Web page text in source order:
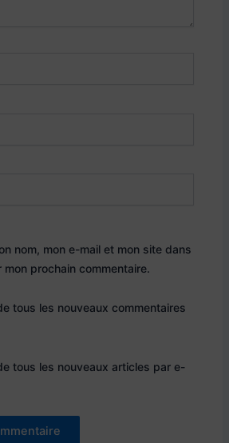
nom, mon e-mail et mon site dans
prochain commentaire.
tous les nouveaux commentaires
tous les nouveaux articles par e-